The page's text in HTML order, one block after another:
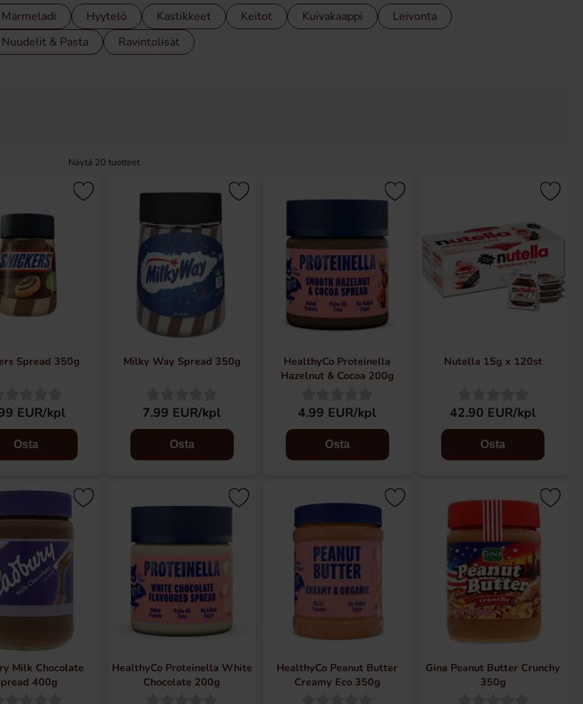
Hyytelö Kastikkeet Keitot Kuivakaappi
Leivonta
Nuudelit & Pasta Ravintolisät
Näytä 20 tuotteet
Spread 350g
EUR/kpl
Osta
Milky Way Spread 350g
7.99 EUR/kpl
Osta
HealthyCo Proteinella
Hazelnut & Cocoa 200g
4.99 EUR/kpl
Osta
Nutella 15g x 120st
42.90 EUR/kpl
Osta
Milk Chocolate
400g
HealthyCo Proteinella White
Chocolate 200g
HealthyCo Peanut Butter
Creamy Eco 350g
Gina Peanut Butter Crunchy
350g